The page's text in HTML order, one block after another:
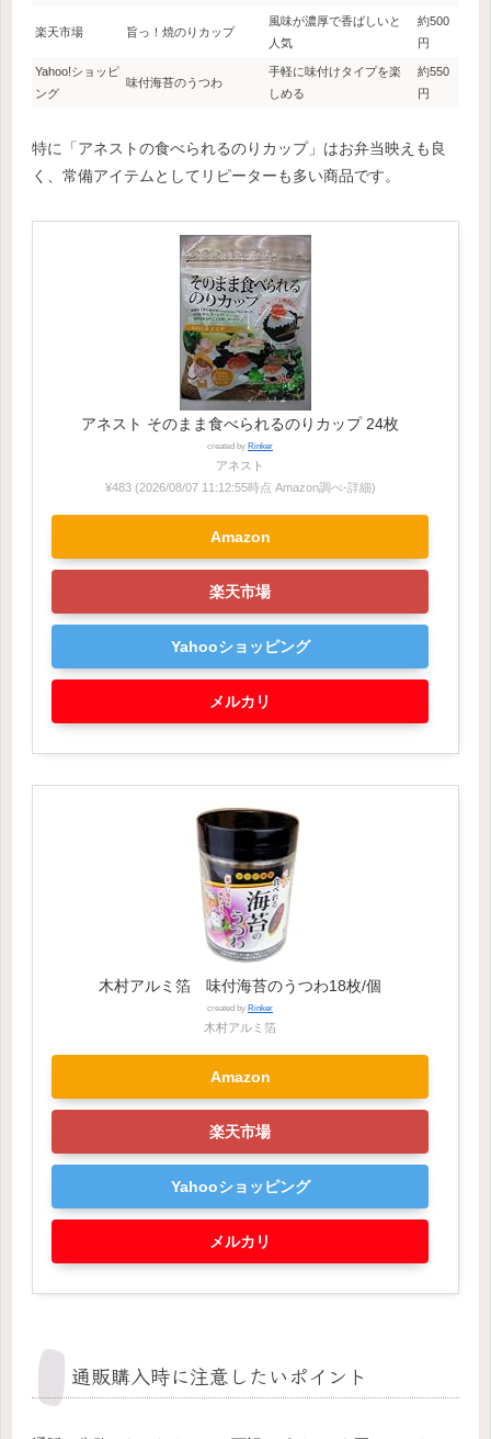
楽天市場 旨っ！焼のりカップ
風味が濃厚で香ばしいと
人気
約500
円
Yahoo!ショッピ
ング
味付海苔のうつわ
手軽に味付けタイプを楽
しめる
約550
円
特に「アネストの食べられるのりカップ」はお弁当映えも良
く、常備アイテムとしてリピーターも多い商品です。
アネスト そのまま食べられるのりカップ 24枚
created by Rinker
アネスト
¥483 (2026/08/07 11:12:55時点 Amazon調べ-詳細)
Amazon
楽天市場
Yahooショッピング
メルカリ
木村アルミ箔 味付海苔のうつわ18枚/個
created by Rinker
木村アルミ箔
Amazon
楽天市場
Yahooショッピング
メルカリ
通販購入時に注意したいポイント